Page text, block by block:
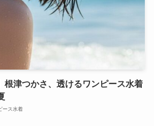
根津つかさ、透けるワンピース水着
ース水着